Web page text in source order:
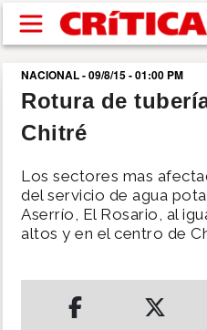
Pasar al contenido principal
buscar
SUCESOS
NACIONAL
POLÍTICA
NACIONAL - 09/8/15 - 01:00 PM
Rotura de
Chitré
Los sectores mas
del servicio de agua
Aserrío, El Rosario, al
altos y en el centro de